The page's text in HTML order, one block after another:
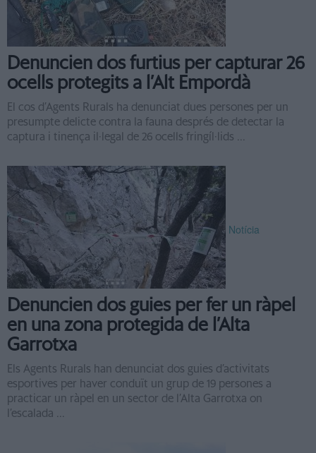
Denuncien dos furtius per capturar 26
ocells protegits a l’Alt Empordà
El cos d’Agents Rurals ha denunciat dues persones per un
presumpte delicte contra la fauna després de detectar la
captura i tinença il·legal de 26 ocells fringíl·lids ...
Notícia
Denuncien dos guies per fer un ràpel
en una zona protegida de l’Alta
Garrotxa
Els Agents Rurals han denunciat dos guies d’activitats
esportives per haver conduït un grup de 19 persones a
practicar un ràpel en un sector de l’Alta Garrotxa on
l’escalada ...